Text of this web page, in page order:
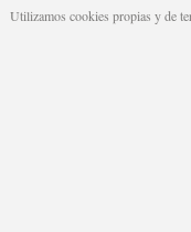
Utilizamos cookies propias y de